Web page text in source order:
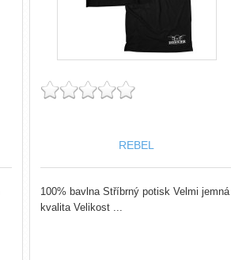
REBEL
100% bavlna Stříbrný potisk Velmi jemná
kvalita Velikost ...